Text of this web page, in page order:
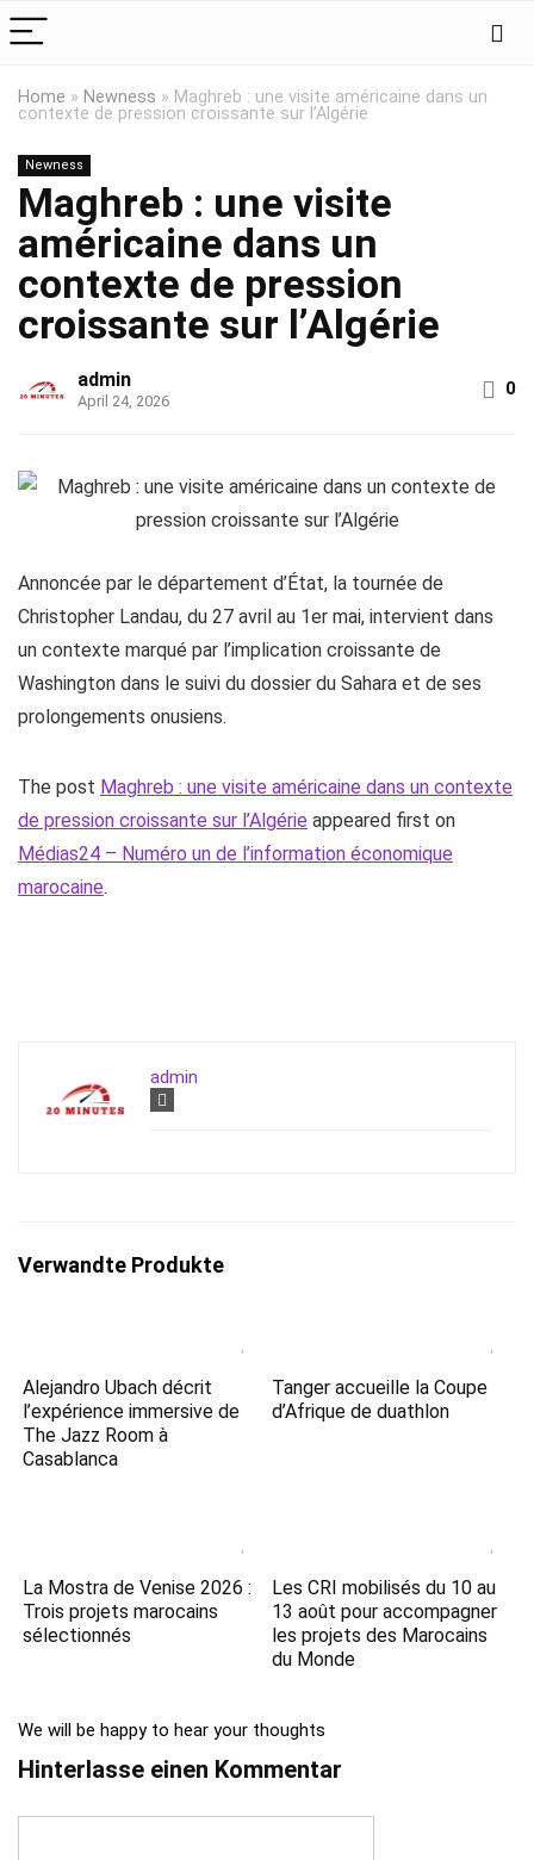
Home » Newness » Maghreb : une visite américaine dans un
contexte de pression croissante sur l’Algérie
Newness
Maghreb : une visite
américaine dans un
contexte de pression
croissante sur l’Algérie
admin
April 24, 2026
0
Annoncée par le département d’État, la tournée de
Christopher Landau, du 27 avril au 1er mai, intervient dans
un contexte marqué par l’implication croissante de
Washington dans le suivi du dossier du Sahara et de ses
prolongements onusiens.
The post Maghreb : une visite américaine dans un contexte
de pression croissante sur l’Algérie appeared first on
Médias24 – Numéro un de l’information économique
marocaine.
admin
Verwandte Produkte
Alejandro Ubach décrit
l’expérience immersive de
The Jazz Room à
Casablanca
Tanger accueille la Coupe
d’Afrique de duathlon
La Mostra de Venise 2026 :
Trois projets marocains
sélectionnés
Les CRI mobilisés du 10 au
13 août pour accompagner
les projets des Marocains
du Monde
We will be happy to hear your thoughts
Hinterlasse einen Kommentar